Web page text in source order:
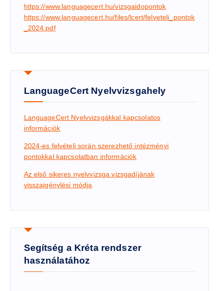
https://www.languagecert.hu/vizsgaidopontok
https://www.languagecert.hu/files/lcert/felveteli_pontok
_2024.pdf
LanguageCert Nyelvvizsgahely
LanguageCert Nyelvvizsgákkal kapcsolatos
információk
2024-es felvételi során szerezhető intézményi
pontokkal kapcsolatban információk
Az első sikeres nyelvvizsga vizsgadíjának
visszaigénylési módja
Segítség a Kréta rendszer
használatához